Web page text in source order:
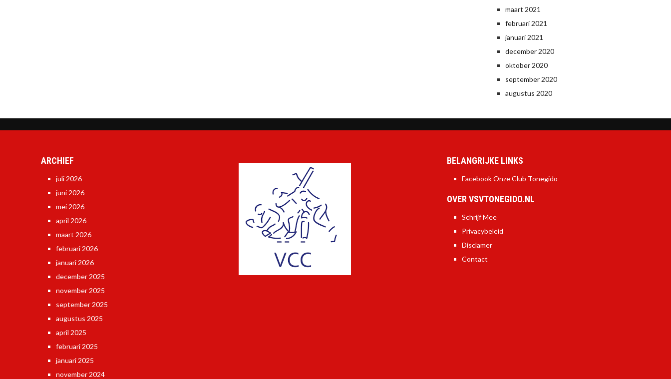
maart 2021
februari 2021
januari 2021
december 2020
oktober 2020
september 2020
augustus 2020
ARCHIEF
juli 2026
juni 2026
mei 2026
april 2026
maart 2026
februari 2026
januari 2026
december 2025
november 2025
september 2025
augustus 2025
april 2025
februari 2025
januari 2025
november 2024
BELANGRIJKE LINKS
Facebook Onze Club Tonegido
OVER VSVTONEGIDO.NL
Schrijf Mee
Privacybeleid
Disclamer
Contact